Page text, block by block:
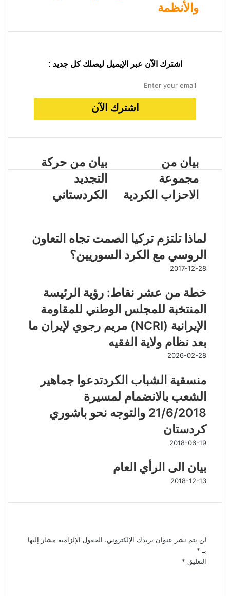
والأنظمة
اشترك الآن عبر الإيميل ليصلك كل جديد :
بيان من حركة
التجديد
الكردستاني
بيان من
مجموعة
الاحزاب الكردية
لماذا تلتزم تركيا الصمت تجاه التعاون
الروسي مع الكرد السوريين؟
2017-12-28
خطة من عشر نقاط: رؤية الرئيسة
المنتخبة للمجلس الوطني للمقاومة
الإيرانية (NCRI) مريم رجوي لإيران ما
بعد نظام ولاية الفقيه
2026-02-28
منسقية الشباب الكردتدعوا جماهير
الشعب بالانضمام لمسيرة
21/6/2018 والتوجه نحو باشوري
كردستان
2018-06-19
بيان الى الرأي العام
2018-12-13
لن يتم نشر عنوان بريدك الإلكتروني. الحقول الإلزامية مشار إليها
بـ *
التعليق *